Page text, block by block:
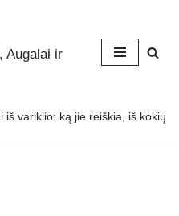
Augalai ir
iš variklio: ką jie reiškia, iš kokių